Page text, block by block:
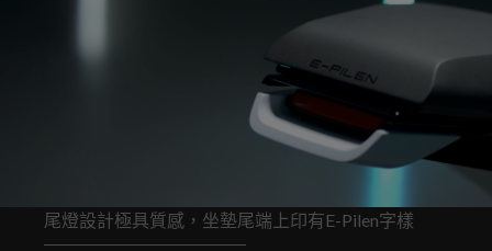
尾燈設計極具質感，坐墊尾端上印有E-Pilen字樣